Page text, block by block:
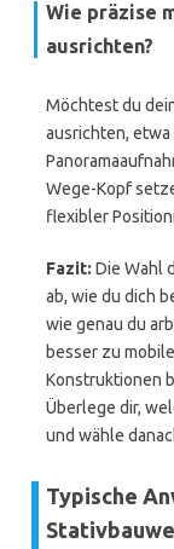
Wie präzise
ausrichten?
Möchtest du
ausrichten,
Wege-Kopf
flexibler
Fazit: Die Wahl
ab, wie du dich
wie genau du
besser zu
Konstruktionen
Überlege dir,
und wähle
Typische